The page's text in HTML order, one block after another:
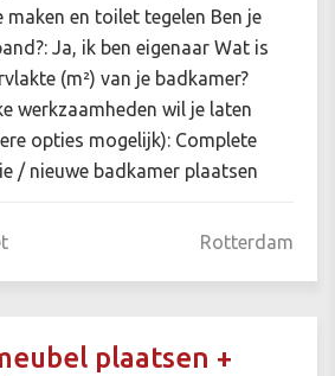
en toilet tegelen Ben je
Ja, ik ben eigenaar Wat is
(m²) van je badkamer?
werkzaamheden wil je laten
opties mogelijk): Complete
/ nieuwe badkamer plaatsen
Rotterdam
plaatsen +